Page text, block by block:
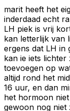
marit heeft het
inderdaad echt
LH piek is vrij
kan letterlijk van
ergens dat LH in
kan ie iets
toevoegen op
altijd rond het
16 uur, en dan
het hormoon
gewoon nog niet